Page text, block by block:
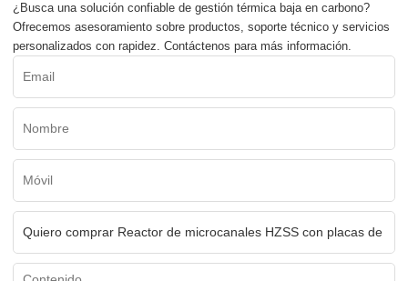
¿Busca una solución confiable de gestión térmica baja en carbono?
Ofrecemos asesoramiento sobre productos, soporte técnico y servicios
personalizados con rapidez. Contáctenos para más información.